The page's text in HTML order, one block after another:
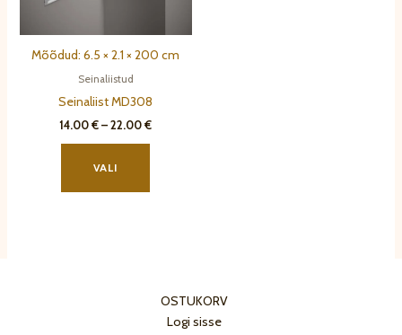
Mõõdud: 6.5 × 2.1 × 200 cm
Seinaliistud
Seinaliist MD308
14.00€ – 22.00€Hinnavahemik:
VALI
Sellel
on
OSTUKORV
Logi sisse